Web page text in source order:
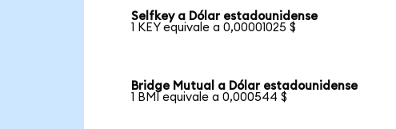
Selfkey a Dólar estadounidense
1 KEY equivale a 0,00001025 $
Bridge Mutual a Dólar estadounidense
1 BMI equivale a 0,000544 $